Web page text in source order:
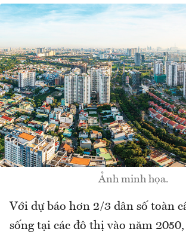
Ảnh minh họa.
Với dự báo hơn 2/3 dân số toàn
sống tại các đô thị vào năm